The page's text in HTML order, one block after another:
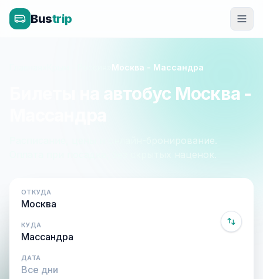
Bustrip
Москва - Массандра
Билеты на автобус Москва -
Расписание, цены и онлайн-бронирование.
Оплата при посадке, без скрытых наценок.
ОТКУДА
КУДА
ДАТА